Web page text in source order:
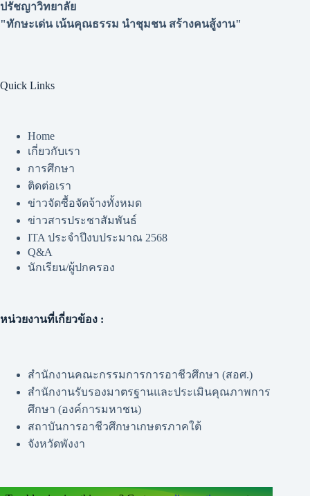
ปรัชญาวิทยาลัย
"ทักษะเด่น เน้นคุณธรรม นำชุมชน สร้างคนสู้งาน"
Quick Links
Home
เกี่ยวกับเรา
การศึกษา
ติดต่อเรา
ข่าวจัดซื้อจัดจ้างทั้งหมด
ข่าวสารประชาสัมพันธ์
ITA ประจำปีงบประมาณ 2568
Q&A
นักเรียน/ผู้ปกครอง
หน่วยงานที่เกี่ยวข้อง :
สำนักงานคณะกรรมการการอาชีวศึกษา (สอศ.)
สำนักงานรับรองมาตรฐานและประเมินคุณภาพการ
ศึกษา (องค์การมหาชน)
สถาบันการอาชีวศึกษาเกษตรภาคใต้
จังหวัดพังงา